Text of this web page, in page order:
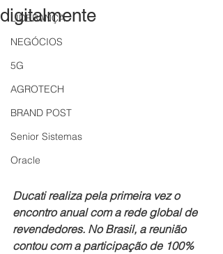
LIDERANÇA
NEGÓCIOS
5G
AGROTECH
BRAND POST
Senior Sistemas
Oracle
digitalmente
Ducati realiza pela primeira vez o
encontro anual com a rede global de
revendedores. No Brasil, a reunião
contou com a participação de 100%